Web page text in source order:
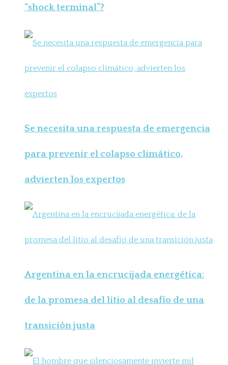
“shock terminal”?
Se necesita una respuesta de emergencia
para prevenir el colapso climático,
advierten los expertos
Argentina en la encrucijada energética:
de la promesa del litio al desafío de una
transición justa